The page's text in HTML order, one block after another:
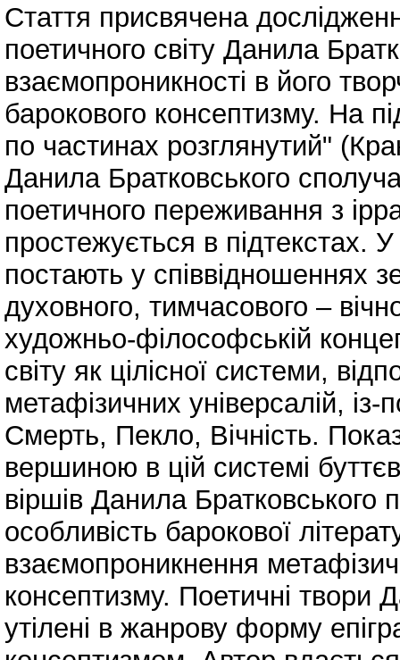
Стаття присвячена
поетичного світу Данила
взаємопроникності в його
барокового консептизму. На
по частинах розглянутий"
Данила Братковського
поетичного переживання з
простежується в підтекстах. У
постають у співвідношеннях
духовного, тимчасового –
художньо-філософській
світу як цілісної системи,
метафізичних універсалій,
Смерть, Пекло, Вічність.
вершиною в цій системі
віршів Данила Братковського
особливість барокової
взаємопроникнення
консептизму. Поетичні твори
утілені в жанрову форму